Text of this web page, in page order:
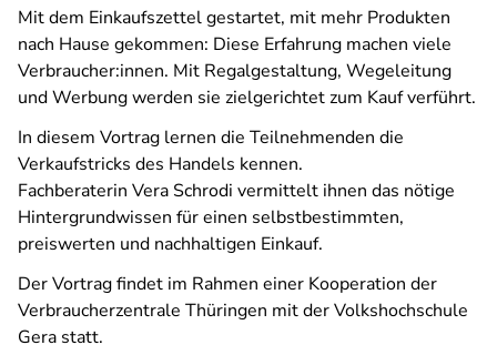
Mit dem Einkaufszettel gestartet, mit mehr Produkten
nach Hause gekommen: Diese Erfahrung machen viele
Verbraucher:innen. Mit Regalgestaltung, Wegeleitung
und Werbung werden sie zielgerichtet zum Kauf verführt.
In diesem Vortrag lernen die Teilnehmenden die
Verkaufstricks des Handels kennen.
Fachberaterin Vera Schrodi vermittelt ihnen das nötige
Hintergrundwissen für einen selbstbestimmten,
preiswerten und nachhaltigen Einkauf.
Der Vortrag findet im Rahmen einer Kooperation der
Verbraucherzentrale Thüringen mit der Volkshochschule
Gera statt.